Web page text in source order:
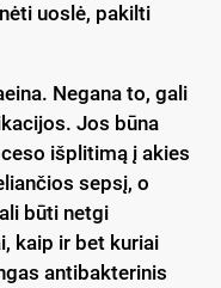
uoslė, pakilti
Negana to, gali
Jos būna
išplitimą į akies
sepsį, o
būti netgi
kaip ir bet kuriai
antibakterinis